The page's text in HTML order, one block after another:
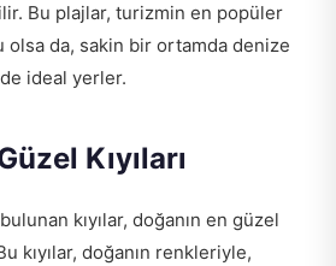
Bu plajlar, turizmin en popüler
olsa da, sakin bir ortamda denize
ideal yerler.
Kıyıları
kıyılar, doğanın en güzel
kıyılar, doğanın renkleriyle,